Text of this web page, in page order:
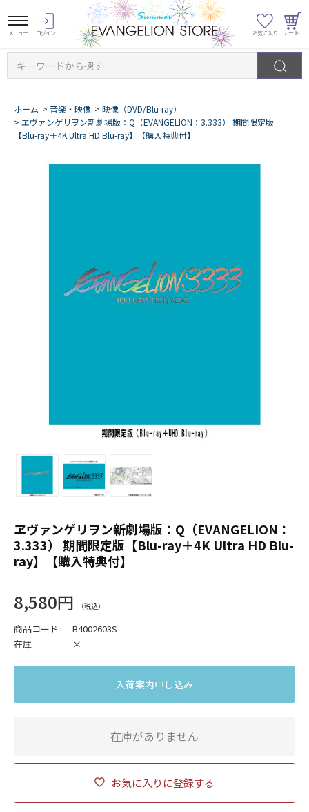
キーワードから探す
ホーム > 音楽・映像 > 映像（DVD/Blu-ray）
> ヱヴァンゲリヲン新劇場版：Q（EVANGELION：3.333） 期間限定版
【Blu-ray＋4K Ultra HD Blu-ray】【購入特典付】
ヱヴァンゲリヲン新劇場版：Q（EVANGELION：
3.333） 期間限定版【Blu-ray＋4K Ultra HD Blu-
ray】【購入特典付】
8,580円
商品コード
B4002603S
在庫
×
お気に入りに登録する
入荷案内申し込み
在庫がありません